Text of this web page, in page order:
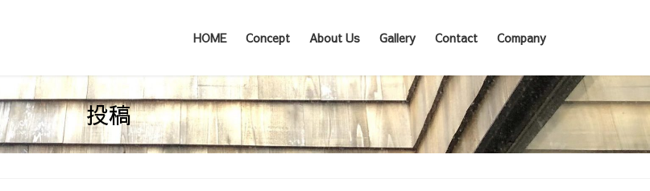
HOME Concept About Us Gallery Contact Company
投稿